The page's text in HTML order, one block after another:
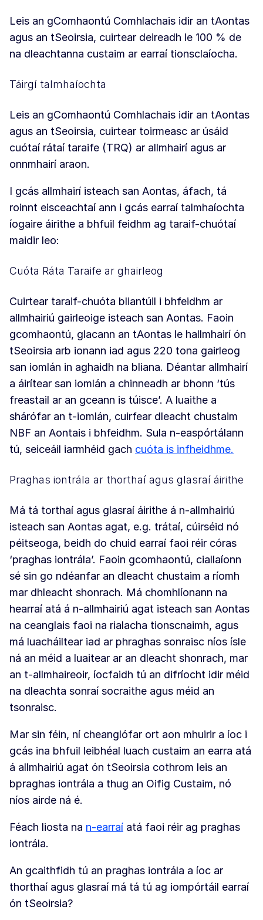
Leis an gComhaontú Comhlachais idir an tAontas
agus an tSeoirsia, cuirtear deireadh le 100 % de
na dleachtanna custaim ar earraí tionsclaíocha.
Táirgí talmhaíochta
Leis an gComhaontú Comhlachais idir an tAontas
agus an tSeoirsia, cuirtear toirmeasc ar úsáid
cuótaí rátaí taraife (TRQ) ar allmhairí agus ar
onnmhairí araon.
I gcás allmhairí isteach san Aontas, áfach, tá
roinnt eisceachtaí ann i gcás earraí talmhaíochta
íogaire áirithe a bhfuil feidhm ag taraif-chuótaí
maidir leo:
Cuóta Ráta Taraife ar ghairleog
Cuirtear taraif-chuóta bliantúil i bhfeidhm ar
allmhairiú gairleoige isteach san Aontas. Faoin
gcomhaontú, glacann an tAontas le hallmhairí ón
tSeoirsia arb ionann iad agus 220 tona gairleog
san iomlán in aghaidh na bliana. Déantar allmhairí
a áirítear san iomlán a chinneadh ar bhonn ‘tús
freastail ar an gceann is túisce’. A luaithe a
shárófar an t-iomlán, cuirfear dleacht chustaim
NBF an Aontais i bhfeidhm. Sula n-easpórtálann
tú, seiceáil iarmhéid gach cuóta is infheidhme.
Praghas iontrála ar thorthaí agus glasraí áirithe
Má tá torthaí agus glasraí áirithe á n-allmhairiú
isteach san Aontas agat, e.g. trátaí, cúirséid nó
péitseoga, beidh do chuid earraí faoi réir córas
‘praghas iontrála’. Faoin gcomhaontú, ciallaíonn
sé sin go ndéanfar an dleacht chustaim a ríomh
mar dhleacht shonrach. Má chomhlíonann na
hearraí atá á n-allmhairiú agat isteach san Aontas
na ceanglais faoi na rialacha tionscnaimh, agus
má luacháiltear iad ar phraghas sonraisc níos ísle
ná an méid a luaitear ar an dleacht shonrach, mar
an t-allmhaireoir, íocfaidh tú an difríocht idir méid
na dleachta sonraí socraithe agus méid an
tsonraisc.
Mar sin féin, ní cheanglófar ort aon mhuirir a íoc i
gcás ina bhfuil leibhéal luach custaim an earra atá
á allmhairiú agat ón tSeoirsia cothrom leis an
bpraghas iontrála a thug an Oifig Custaim, nó
níos airde ná é.
Féach liosta na n-earraí atá faoi réir ag praghas
iontrála.
An gcaithfidh tú an praghas iontrála a íoc ar
thorthaí agus glasraí má tá tú ag iompórtáil earraí
ón tSeoirsia?